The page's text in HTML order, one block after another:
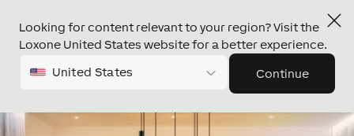
Looking for content relevant to your region? Visit the
Loxone United States website for a better experience.
United States Continue